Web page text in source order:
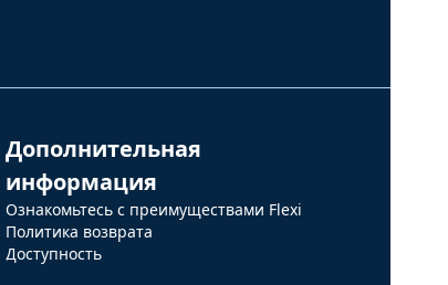
Дополнительная
информация
Ознакомьтесь с преимуществами Flexi
Политика возврата
Доступность